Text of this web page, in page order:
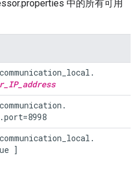
中的所有可用
]